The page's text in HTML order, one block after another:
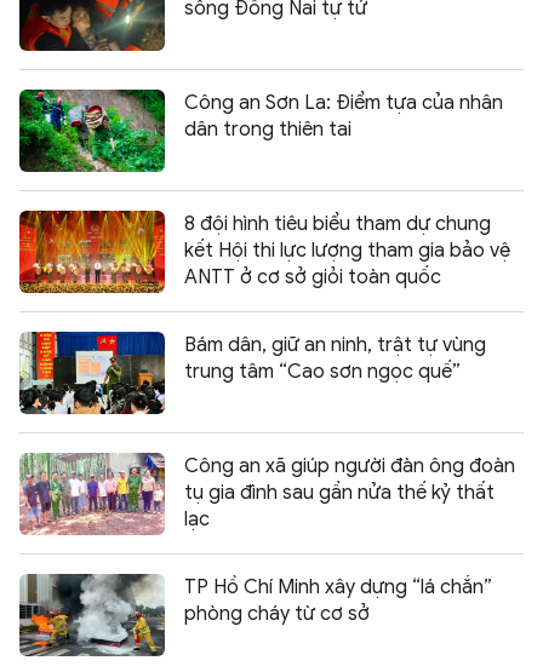
sông Đồng Nai tự tử
Công an Sơn La: Điểm tựa của nhân
dân trong thiên tai
8 đội hình tiêu biểu tham dự chung
kết Hội thi lực lượng tham gia bảo vệ
ANTT ở cơ sở giỏi toàn quốc
Bám dân, giữ an ninh, trật tự vùng
trung tâm “Cao sơn ngọc quế”
Công an xã giúp người đàn ông đoàn
tụ gia đình sau gần nửa thế kỷ thất
lạc
TP Hồ Chí Minh xây dựng “lá chắn”
phòng cháy từ cơ sở